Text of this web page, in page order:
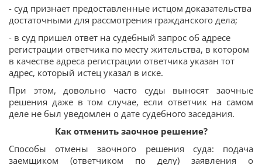
- суд признает предоставленные истцом доказательства
достаточными для рассмотрения гражданского дела;
- в суд пришел ответ на судебный запрос об адресе
регистрации ответчика по месту жительства, в котором
в качестве адреса регистрации ответчика указан тот
адрес, который истец указал в иске.
При этом, довольно часто суды выносят заочные
решения даже в том случае, если ответчик на самом
деле не был уведомлен о дате судебного заседания.
Как отменить заочное решение?
Способы отмены заочного решения суда: подача
заемщиком (ответчиком по делу) заявления о